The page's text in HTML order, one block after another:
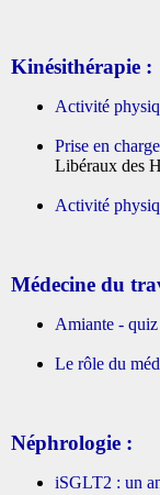
Kinésithérapie :
Activité
Prise en
Libéraux des
Activité
Médecine du
Amiante - quiz
Le rôle du
Néphrologie :
iSGLT2 : un